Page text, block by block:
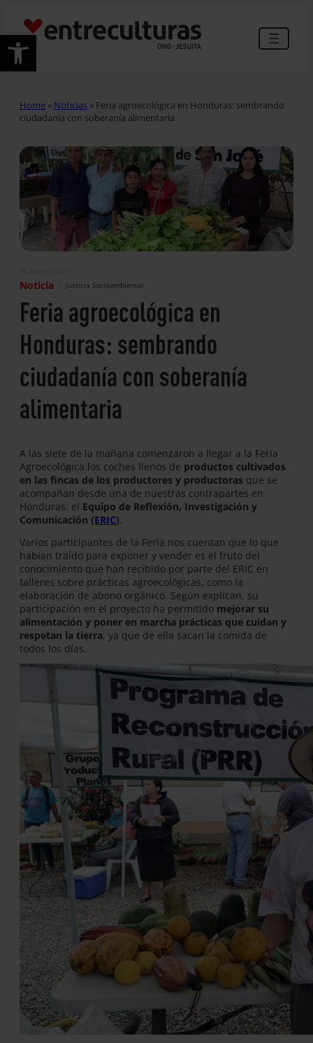
Abrir barra de herramientas
Home » Noticias » Feria agroecológica en Honduras: sembrando
ciudadanía con soberanía alimentaria
Noticia Justicia Socioambiental
Feria agroecológica en
Honduras: sembrando
ciudadanía con soberanía
alimentaria
A las siete de la mañana comenzaron a llegar a la Feria
Agroecológica los coches llenos de productos cultivados
en las fincas de los productores y productoras que se
acompañan desde una de nuestras contrapartes en
Honduras, el Equipo de Reflexión, Investigación y
Comunicación (ERIC).
Varios participantes de la Feria nos cuentan que lo que
habían traído para exponer y vender es el fruto del
conocimiento que han recibido por parte del ERIC en
talleres sobre prácticas agroecológicas, como la
elaboración de abono orgánico. Según explican, su
participación en el proyecto ha permitido mejorar su
alimentación y poner en marcha prácticas que cuidan y
respetan la tierra, ya que de ella sacan la comida de
todos los días.